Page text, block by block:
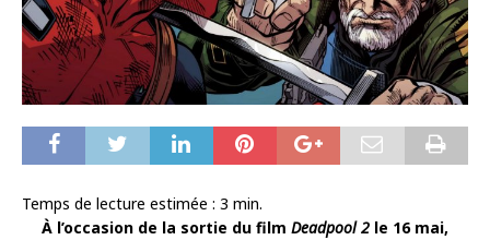
Temps de lecture estimée : 3 min.
À l’occasion de la sortie du film Deadpool 2 le 16 mai,